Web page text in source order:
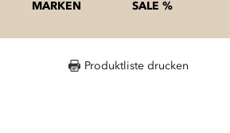
MARKEN SALE %
Produktliste drucken